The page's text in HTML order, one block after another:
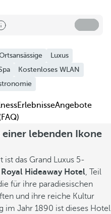
Luxus
Kostenloses WLAN
ErlebnisseAngebote
einer lebenden Ikone
ist das Grand Luxus 5-
Hideaway Hotel , Teil
für ihre paradiesischen
und ihre reiche Kultur
im Jahr 1890 ist dieses Hotel